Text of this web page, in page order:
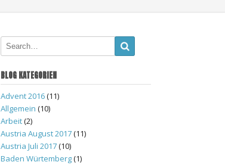
BLOG KATEGORIEN
Advent 2016(11)
Allgemein (10)
Arbeit(2)
Austria August 2017(11)
Austria Juli 2017(10)
Baden Würtemberg(1)